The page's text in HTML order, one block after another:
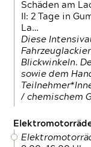
Schäden am
II: 2 Tage in
La…
Diese
Blickwinkeln.
sowie dem
/ chemischem